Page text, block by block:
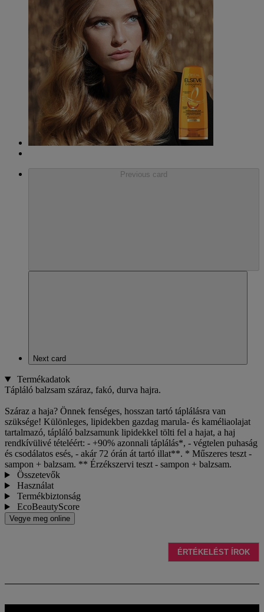
Previous card
Next card
Termékadatok
Tápláló balzsam száraz, fakó, durva hajra.
Száraz a haja? Önnek fenséges, hosszan tartó táplálásra van
szüksége! Különleges, lipidekben gazdag marula- és kaméliaolajat
tartalmazó, tápláló balzsamunk lipidekkel tölti fel a hajat, a haj
rendkívülivé tételéért: - +90% azonnali táplálás*, - végtelen puhaság
és csodálatos esés, - akár 72 órán át tartó illat**. * Műszeres teszt -
sampon + balzsam. ** Érzékszervi teszt - sampon + balzsam.
Összetevők
Használat
Termékbiztonság
EcoBeautyScore
Vegye meg online
ÉRTÉKELÉST ÍROK